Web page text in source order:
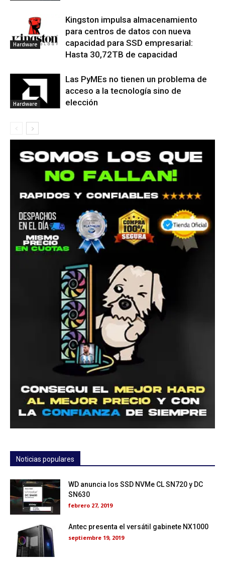
Hardware
Kingston impulsa almacenamiento
para centros de datos con nueva
capacidad para SSD empresarial:
Hasta 30,72TB de capacidad
Hardware
Las PyMEs no tienen un problema de
acceso a la tecnología sino de
elección
Noticias populares
WD anuncia los SSD NVMe CL SN720 y DC
SN630
febrero 27, 2019
Antec presenta el versátil gabinete NX1000
septiembre 19, 2019